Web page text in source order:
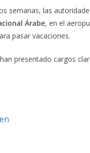
semanas, las
Árabe, en el
pasar vacaciones.
presentado cargos